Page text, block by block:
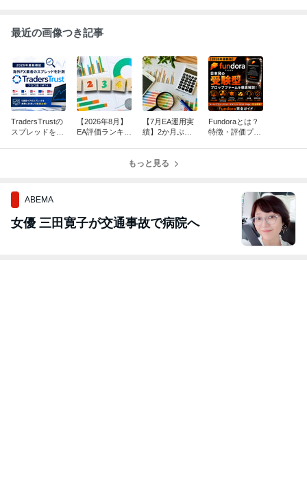
最近の画像つき記事
TradersTrustの
スプレッドを実
【2026年8月】
EA評価ランキン
【7月EA運用実
績】2か月ぶり
Fundoraとは？
特徴・評価プロ
もっと見る
ABEMA
女優 三田寛子が交通事故で病院へ